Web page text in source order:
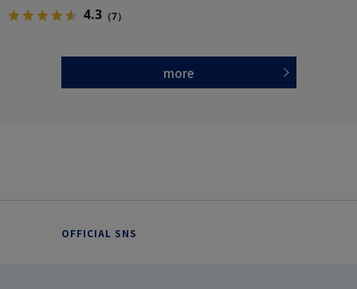
4.3 （7）
more
OFFICIAL SNS